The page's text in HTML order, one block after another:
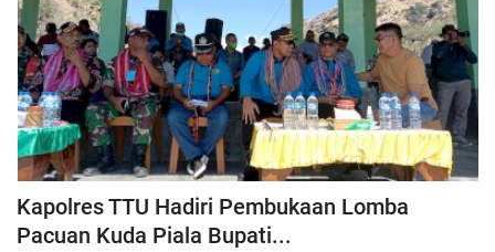
Kapolres TTU Hadiri Pembukaan Lomba
Pacuan Kuda Piala Bupati...